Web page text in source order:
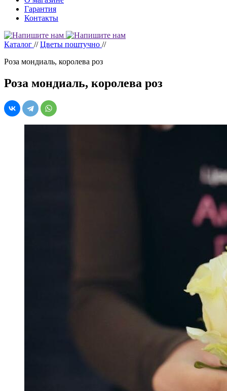
Гарантия
Контакты
Каталог // Цветы поштучно //
Роза мондиаль, королева роз
Роза мондиаль, королева роз